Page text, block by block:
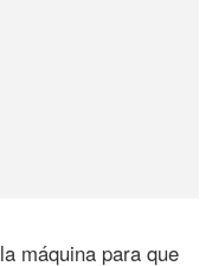
máquina para que